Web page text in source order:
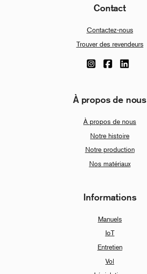
Contact
Contactez-nous
Trouver des revendeurs
À propos de nous
À propos de nous
Notre histoire
Notre production
Nos matériaux
Informations
Manuels
IoT
Entretien
Vol